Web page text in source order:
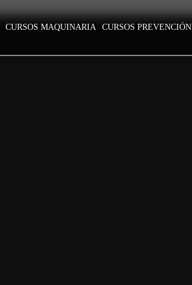
CURSOS MAQUINARIA CURSOS PREVENCIÓN